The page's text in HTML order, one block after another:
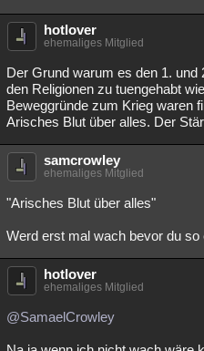
hotlover
ehemaliges Mitglied
Der Grund warum es den 1.
den Religionen zu tuengehabt
Beweggründe zum Krieg waren
Arisches Blut über alles. Der
samcrowley
ehemaliges Mitglied
"Arisches Blut über alles"
Werd erst mal wach bevor du so
hotlover
ehemaliges Mitglied
@SamaelCrowley